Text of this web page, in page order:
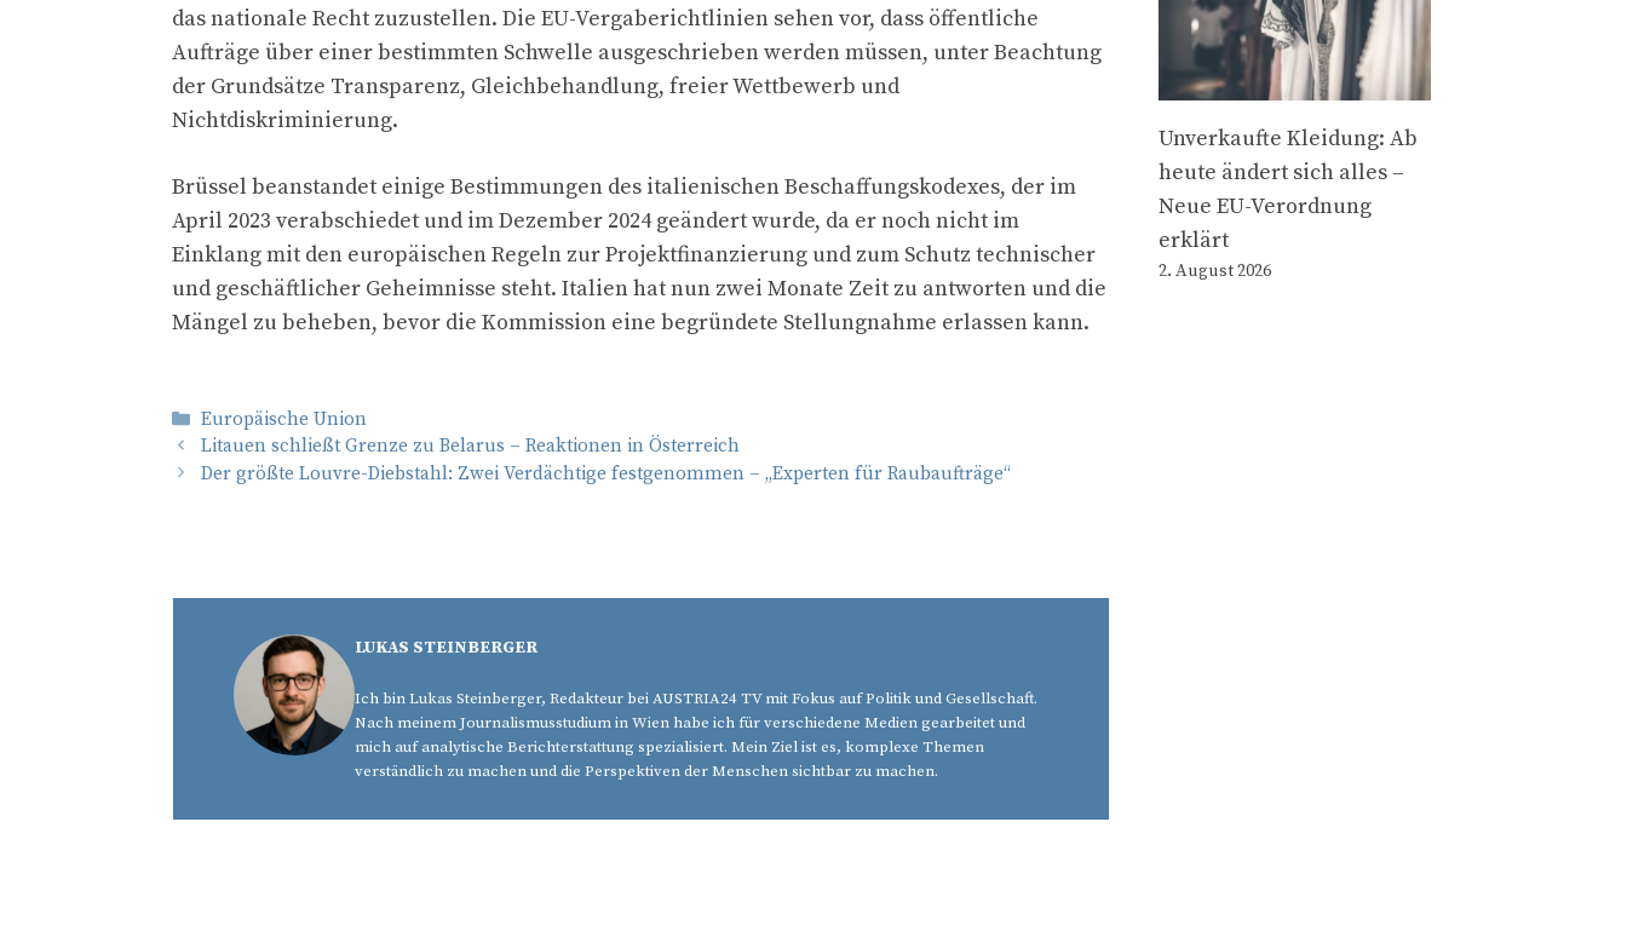
das nationale Recht zuzustellen. Die EU-Vergaberichtlinien sehen vor, dass öffentliche
Aufträge über einer bestimmten Schwelle ausgeschrieben werden müssen, unter Beachtung
der Grundsätze Transparenz, Gleichbehandlung, freier Wettbewerb und
Nichtdiskriminierung.
Brüssel beanstandet einige Bestimmungen des italienischen Beschaffungskodexes, der im
April 2023 verabschiedet und im Dezember 2024 geändert wurde, da er noch nicht im
Einklang mit den europäischen Regeln zur Projektfinanzierung und zum Schutz technischer
und geschäftlicher Geheimnisse steht. Italien hat nun zwei Monate Zeit zu antworten und die
Mängel zu beheben, bevor die Kommission eine begründete Stellungnahme erlassen kann.
Kategorien
Europäische Union
Litauen schließt Grenze zu Belarus – Reaktionen in Österreich
Der größte Louvre-Diebstahl: Zwei Verdächtige festgenommen – „Experten für Raubaufträge“
LUKAS STEINBERGER
Ich bin Lukas Steinberger, Redakteur bei AUSTRIA24 TV mit Fokus auf Politik und Gesellschaft.
Nach meinem Journalismusstudium in Wien habe ich für verschiedene Medien gearbeitet und
mich auf analytische Berichterstattung spezialisiert. Mein Ziel ist es, komplexe Themen
verständlich zu machen und die Perspektiven der Menschen sichtbar zu machen.
Unverkaufte Kleidung: Ab
heute ändert sich alles –
Neue EU-Verordnung
erklärt
2. August 2026